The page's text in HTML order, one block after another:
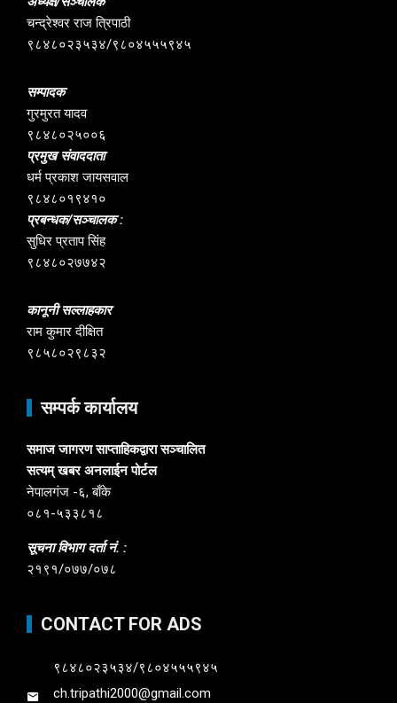
चन्द्रेश्वर राज त्रिपाठी
९८४८०२३५३४/९८०४५५५९४५
सम्पादक
गुरमुरत यादव
९८४८०२५००६
प्रमुख संवाददाता
धर्म प्रकाश जायसवाल
९८४८०१९४१०
प्रबन्धक/सञ्चालक :
सुधिर प्रताप सिंह
९८४८०२७७४२
कानूनी सल्लाहकार
राम कुमार दीक्षित
९८५८०२९८३२
सम्पर्क कार्यालय
समाज जागरण साप्ताहिकद्वारा सञ्चालित
सत्यम् खबर अनलाईन पोर्टल
नेपालगंज -६, बाँके
०८१-५३३८१८
सूचना विभाग दर्ता नं. :
२१९१/०७७/०७८
CONTACT FOR ADS
९८४८०२३५३४/९८०४५५५९४५
ch.tripathi2000@gmail.com